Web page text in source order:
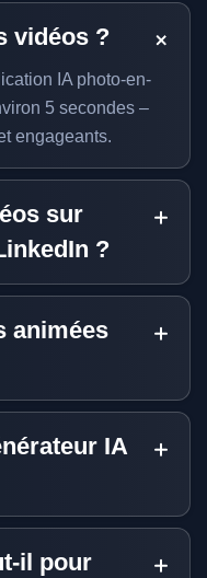
vidéos ?
IA photo-en-
5 secondes –
engageants.
sur
?
animées
IA
il pour